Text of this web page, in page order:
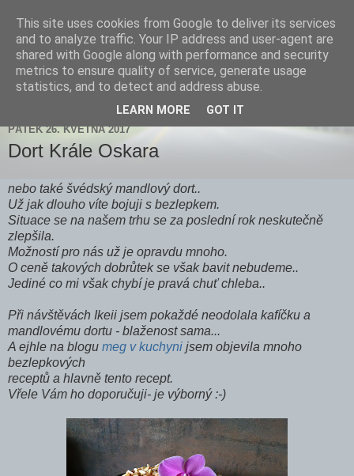
Zdenička
PÁTEK 26. KVĚTNA 2017
Dort Krále Oskara
nebo také švédský mandlový dort..
Už jak dlouho víte bojuji s bezlepkem.
Situace se na našem trhu se za poslední rok neskutečně
zlepšila.
Možností pro nás už je opravdu mnoho.
O ceně takových dobrůtek se však bavit nebudeme..
Jediné co mi však chybí je pravá chuť chleba..
Při návštěvách Ikeii jsem pokaždé neodolala kafíčku a
mandlovému dortu - blaženost sama...
A ejhle na blogu meg v kuchyni jsem objevila mnoho
bezlepkových
receptů a hlavně tento recept.
Vřele Vám ho doporučuji- je výborný :-)
This site uses cookies from Google to deliver its services
and to analyze traffic. Your IP address and user-agent are
shared with Google along with performance and security
metrics to ensure quality of service, generate usage
statistics, and to detect and address abuse.
LEARN MORE GOT IT